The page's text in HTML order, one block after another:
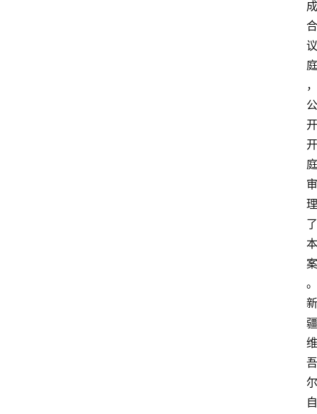
成
合
议
庭
，
公
开
开
庭
审
理
了
本
案
。
新
疆
维
吾
尔
自